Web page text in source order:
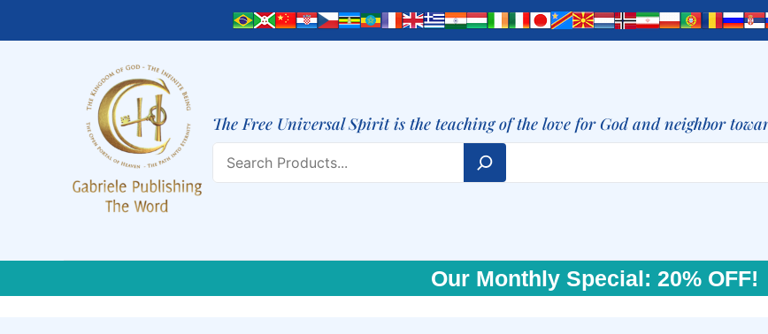
The Free Universal Spirit is the teaching of the love for God and neighbor
Our Monthly Special: 20% OFF!